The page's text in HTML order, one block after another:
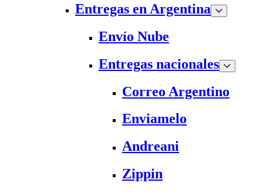
Entregas en Argentina
Envío Nube
Entregas nacionales
Correo Argentino
Enviamelo
Andreani
Zippin